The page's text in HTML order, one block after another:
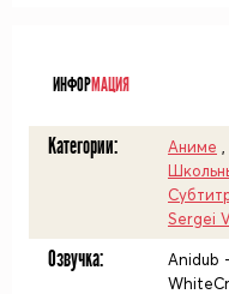
ИНФОРМАЦИЯ
Категории: Аниме
Sergei
Озвучка:
Anidub